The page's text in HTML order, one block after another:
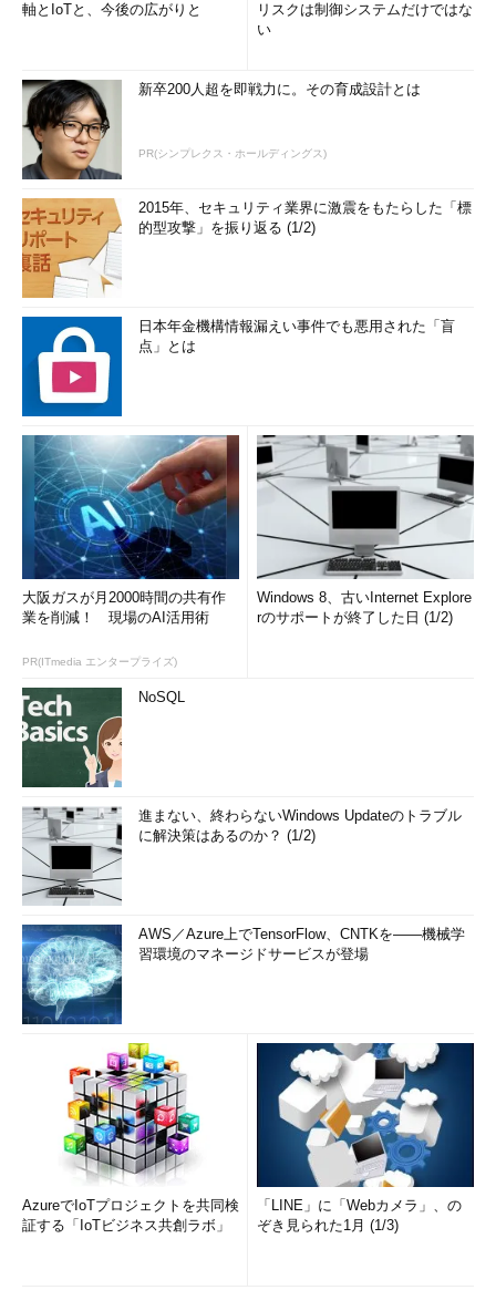
軸とIoTと、今後の広がりと
リスクは制御システムだけではな
い
新卒200人超を即戦力に。その育成設計とは
PR(シンプレクス・ホールディングス)
2015年、セキュリティ業界に激震をもたらした「標
的型攻撃」を振り返る (1/2)
日本年金機構情報漏えい事件でも悪用された「盲
点」とは
大阪ガスが月2000時間の共有作
業を削減！ 現場のAI活用術
PR(ITmedia エンタープライズ)
Windows 8、古いInternet Explore
rのサポートが終了した日 (1/2)
NoSQL
進まない、終わらないWindows Updateのトラブル
に解決策はあるのか？ (1/2)
AWS／Azure上でTensorFlow、CNTKを――機械学
習環境のマネージドサービスが登場
AzureでIoTプロジェクトを共同検
証する「IoTビジネス共創ラボ」
「LINE」に「Webカメラ」、の
ぞき見られた1月 (1/3)